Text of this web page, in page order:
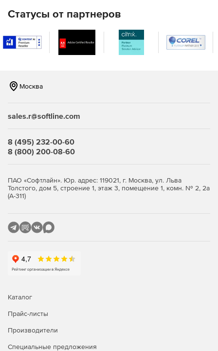
параметров функции контроля учетных записей,
брандмауэра.
Мастер настройки для быстрого начала работы.
неограниченного числа управляемых доменов,
серверов и рабочих станций.
испанском, итальянском, немецком и французском.
Статусы от партнеров
Москва
sales.r@softline.com
8 (495) 232-00-60
8 (800) 200-08-60
ПАО «Софтлайн». Юр. адрес: 119021, г. Москва, ул. Льва
Толстого, дом 5, строение 1, этаж 3, помещение 1, комн. № 2, 2а
(А-311)
Каталог
Прайс-листы
Производители
Специальные предложения